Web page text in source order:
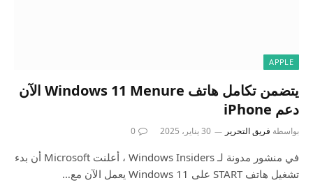
APPLE
يتضمن تكامل هاتف Windows 11 Menure الآن
دعم iPhone
بواسطة فريق التحرير 30 يناير، 2025 0
في منشور مدونة لـ Windows Insiders ، أعلنت Microsoft أن بدء
تشغيل هاتف START على Windows 11 يعمل الآن مع…